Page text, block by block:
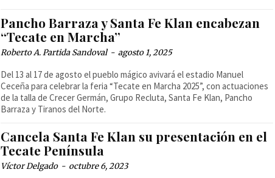
Pancho Barraza y Santa Fe Klan encabezan
“Tecate en Marcha”
Roberto A. Partida Sandoval - agosto 1, 2025
Del 13 al 17 de agosto el pueblo mágico avivará el estadio Manuel
Ceceña para celebrar la feria “Tecate en Marcha 2025”, con actuaciones
de la talla de Crecer Germán, Grupo Recluta, Santa Fe Klan, Pancho
Barraza y Tiranos del Norte.
Cancela Santa Fe Klan su presentación en el
Tecate Península
Víctor Delgado - octubre 6, 2023